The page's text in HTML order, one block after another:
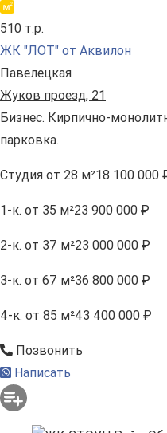
510 т.р.
ЖК "ЛОТ" от Аквилон
Павелецкая
Жуков проезд, 21
Бизнес. Кирпично-
парковка.
Студия от 28 м²18 100 000
1-к. от 35 м²23 900 000 ₽
2-к. от 37 м²23 000 000 ₽
3-к. от 67 м²36 800 000 ₽
4-к. от 85 м²43 400 000 ₽
Позвонить
Написать